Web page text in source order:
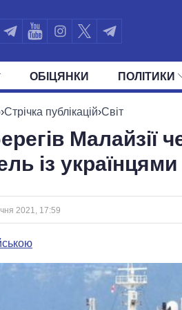
ОБIЦЯНКИ ПОЛIТИКИ
УСІ ПОЛІТИКИ ПРЕЗИДЕНТ І ОФІС
›Стрічка публікацій›Світ
Малайзії
із українцями
2021, 17:59